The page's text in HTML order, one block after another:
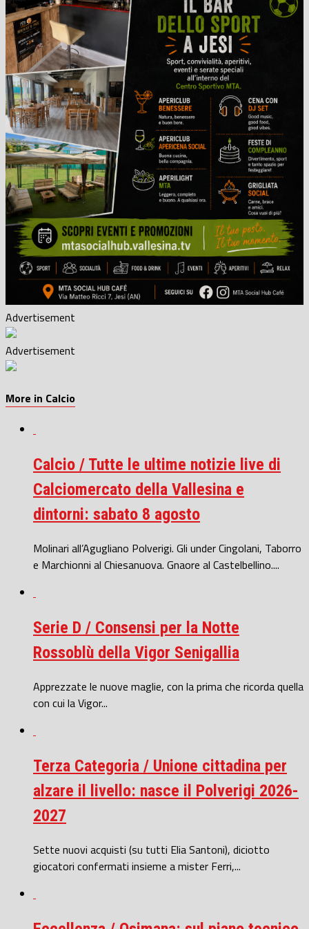
Advertisement
Advertisement
More in Calcio
Calcio / Tutte le ultime notizie live di
Calciomercato della Vallesina e
dintorni: sabato 8 agosto
Molinari all’Agugliano Polverigi. Gli under Cingolani, Taborro
e Marchionni al Chiesanuova. Gnaore al Castelbellino....
Serie D / Consensi per la Notte
Rossoblù della Vigor Senigallia
Apprezzate le nuove maglie, con la prima che ricorda quella
con cui la Vigor...
Terza Categoria / Unione cittadina per
alzare il livello: nasce il Polverigi 2026-
2027
Sette nuovi acquisti (su tutti Elia Santoni), diciotto
giocatori confermati insieme a mister Ferri,...